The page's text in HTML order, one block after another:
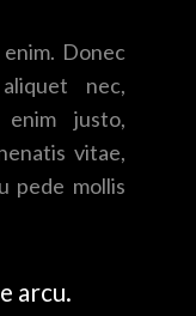
Donec
nec,
justo,
vitae,
pede mollis
arcu.